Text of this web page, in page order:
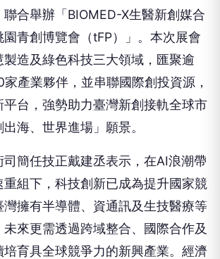
合舉辦「BIOMED-X生醫新創媒合
青創博覽會（tFP）」。本次展會
造及綠色科技三大領域，匯聚逾
產業夥伴，並串聯國際創投資源，
台，強勢助力臺灣新創接軌全球市
海、世界進場」願景。
簡任技正戴建丞表示，在AI浪潮帶
組下，科技創新已成為提升國家競
擁有半導體、資通訊及生技醫療等
來更需透過跨域整合、國際合作及
育具全球競爭力的新興產業。經濟